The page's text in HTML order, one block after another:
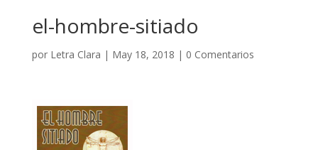
el-hombre-sitiado
por Letra Clara | May 18, 2018 | 0 Comentarios